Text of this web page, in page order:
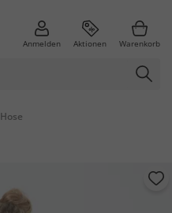
Anmelden Aktionen Warenkorb
Hose